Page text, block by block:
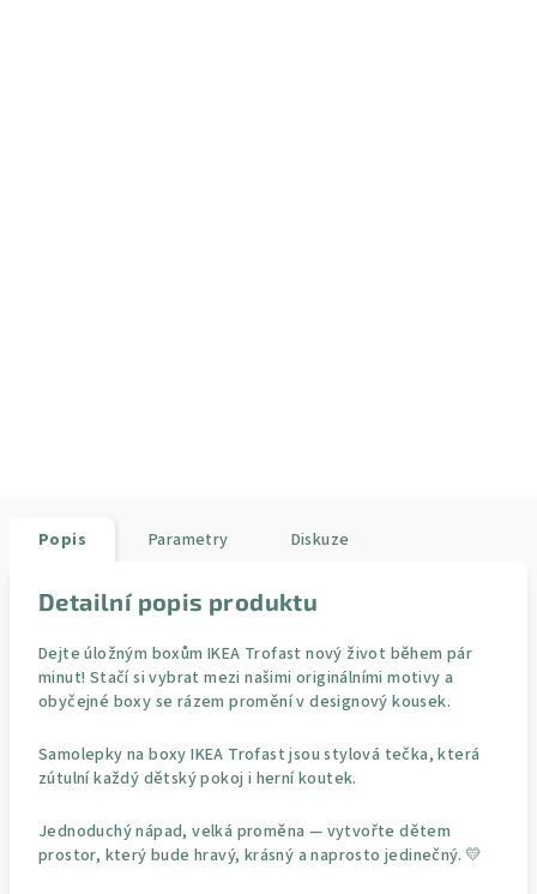
Popis Parametry Diskuze
Detailní popis produktu
Dejte úložným boxům IKEA Trofast nový život během pár
minut! Stačí si vybrat mezi našimi originálními motivy a
obyčejné boxy se rázem promění v designový kousek.
Samolepky na boxy IKEA Trofast jsou stylová tečka, která
zútulní každý dětský pokoj i herní koutek.
Jednoduchý nápad, velká proměna — vytvořte dětem
prostor, který bude hravý, krásný a naprosto jedinečný. 💛